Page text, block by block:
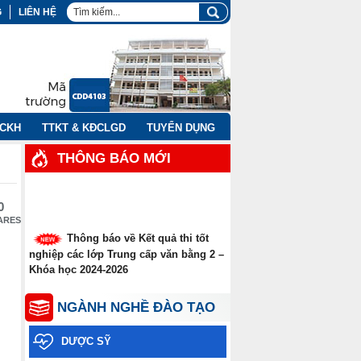
LIÊN HỆ
TTKT & KĐCLGD TUYỂN DỤNG
THÔNG BÁO MỚI
Thông báo về Kết quả thi tốt
nghiệp các lớp Trung cấp văn bằng 2 –
Khóa học 2024-2026
nghiệp các lớp Trung cấp văn bằng
năm 2026
Thông báo xét tuyển thẳng
NGÀNH NGHỀ ĐÀO TẠO
DƯỢC SỸ